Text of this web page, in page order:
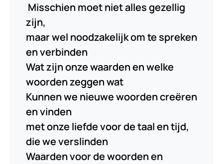
Misschien moet niet alles gezellig
zijn,
maar wel noodzakelijk om te spreken
en verbinden
Wat zijn onze waarden en welke
woorden zeggen wat
Kunnen we nieuwe woorden creëren
en vinden
met onze liefde voor de taal en tijd,
die we verslinden
Waarden voor de woorden en